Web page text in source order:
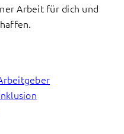
Arbeit für dich und